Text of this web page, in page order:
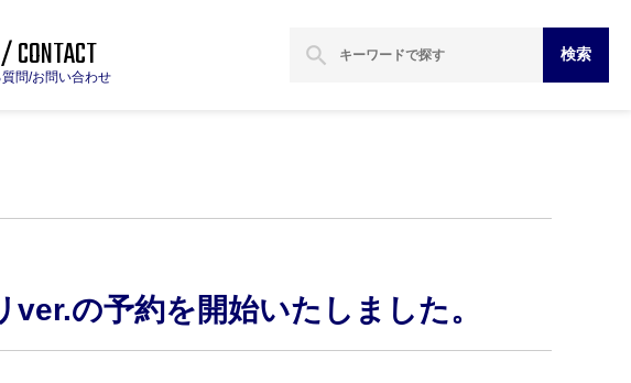
CONTACT
問/お問い合わせ
search 検索
の予約を開始いたしました。